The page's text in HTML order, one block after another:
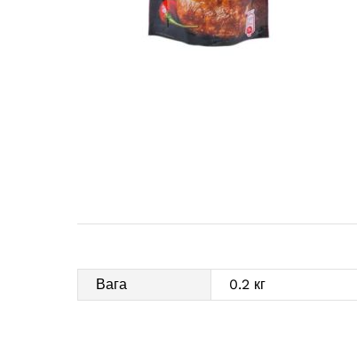
Вага 0.2 кг